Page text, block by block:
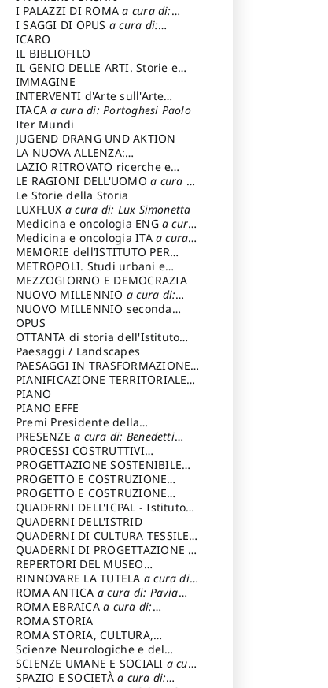
I PALAZZI DI ROMAa cura di:
Ippoliti Alessandro
I SAGGI DI OPUS a cura di:
Scalesse Tommaso
ICARO
IL BIBLIOFILO
IL GENIO DELLE ARTI. Storie e
interpretazione
IMMAGINE
INTERVENTI d'Arte sull'Arte
dedicata alla cultura della
conservazione d’arte
Fondazione Paola Droghetti onlus
ITACAa cura di: Portoghesi Paolo
Iter Mundi
JUGEND DRANG UND AKTION
LA NUOVA ALLENZA:
ARCHITETTURA & AMBIENTE
LAZIO RITROVATO ricerche e
restauri
LE RAGIONI DELL'UOMOa cura di:
Lombardi Satriani Luigi
Le Storie della Storia
LUXFLUX a cura di: Lux Simonetta
Medicina e oncologia ENG a cura
di: Lopez Massimo
Medicina e oncologia ITA a cura
di: Lopez Massimo
MEMORIE dell’ISTITUTO PER
STORIA DEL RISORGIMENTO
METROPOLI. Studi urbani e
regionali
MEZZOGIORNO E DEMOCRAZIA
NUOVO MILLENNIO a cura di:
Capaldo Pellegrino
NUOVO MILLENNIO seconda
serie
Francesco
OPUS
OTTANTA di storia dell'Istituto
storia dell’Istitutoa cura di:
Cavalieri Patrizia
Paesaggi / Landscapes
PAESAGGI IN TRASFORMAZIONEa
cura di: Corti Enrico A.
PIANIFICAZIONE TERRITORIALE
URBANISTICA ED AMBIENTALE
cura di: Costa Enrico
PIANO
PIANO EFFE
Premi Presidente della
Repubblica
PRESENZEa cura di: Benedetti
Sandro
PROCESSI COSTRUTTIVI
DELL'ARCHITETTURAa cura di:
Ippoliti Alessandro
PROGETTAZIONE SOSTENIBILE
PARTECIPATA
PROGETTO E COSTRUZIONE
DELL’ARCHITETTURA
PROGETTO E COSTRUZIONE
SOSTENIBILE
QUADERNI DELL'ICPAL - Istituto
centrale per il restauro e la
conservazione del patrimonio
archivistico e librario
QUADERNI DELL'ISTRID
QUADERNI DI CULTURA TESSILEa
cura di: Crispolti Livia
QUADERNI DI PROGETTAZIONE a
cura di: Giura Longo Tommaso
REPERTORI DEL MUSEO
CENTRALE DEL RISORGIMENTOa
cura di: Pizzo Marco
RINNOVARE LA TUTELA a cura di:
Cicalò Enrico
ROMA ANTICA a cura di: Pavia
Carlo
ROMA EBRAICAa cura di:
Procaccia Claudio
ROMA STORIA
ROMA STORIA, CULTURA,
IMMAGINEa cura di: Fagiolo
Marcello
Scienze Neurologiche e del
Comportamento
SCIENZE UMANE E SOCIALI a cura
di: Iannizzi Salvatore
SPAZIO E SOCIETÀa cura di: